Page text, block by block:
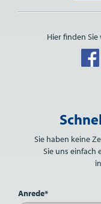
Hier finden
Sie haben keine
Sie uns einfach
Anrede*